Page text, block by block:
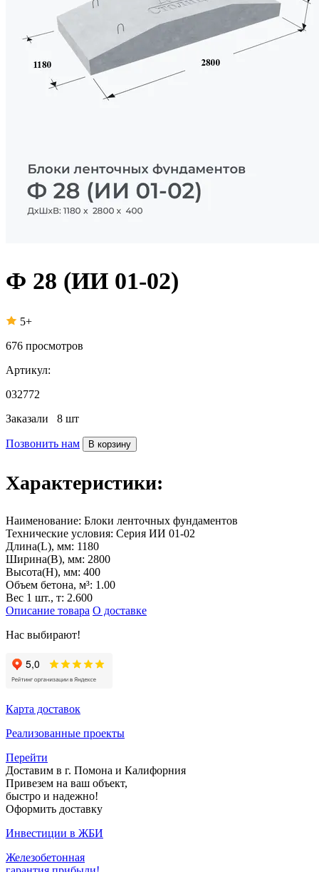
Ф 28 (ИИ 01-02)
5+
676 просмотров
Артикул:
032772
Заказали 8 шт
Позвонить нам В корзину
Характеристики:
Наименование: Блоки ленточных фундаментов
Технические условия: Серия ИИ 01-02
Длина(L), мм: 1180
Ширина(B), мм: 2800
Высота(H), мм: 400
Объем бетона, м³: 1.00
Вес 1 шт., т: 2.600
Описание товара О доставке
Нас выбирают!
Карта доставок
Реализованные проекты
Перейти
Доставим в г. Помона и Калифорния
Привезем на ваш объект,
быстро и надежно!
Оформить доставку
Инвестиции в ЖБИ
Железобетонная